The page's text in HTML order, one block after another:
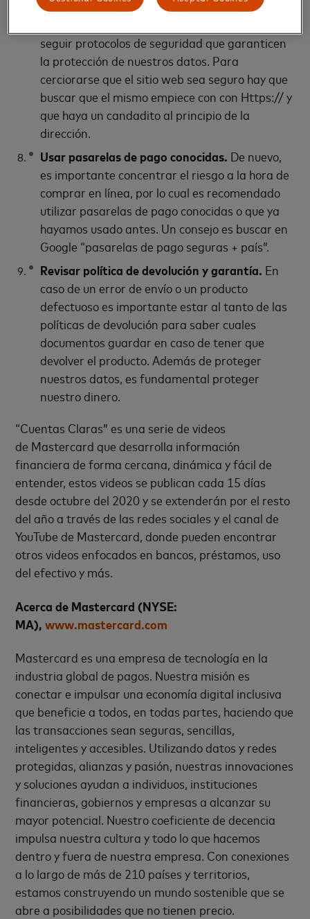
Protocolos de seguridad.Las paginas en las
seguir protocolos de seguridad que garanticen
la protección de nuestros datos. Para
cerciorarse que el sitio web sea seguro hay que
buscar que el mismo empiece con con Https:// y
que haya un candadito al principio de la
dirección.
Usar pasarelas de pago conocidas. De nuevo,
es importante concentrar el riesgo a la hora de
comprar en línea, por lo cual es recomendado
utilizar pasarelas de pago conocidas o que ya
hayamos usado antes. Un consejo es buscar en
Google “pasarelas de pago seguras + país”.
Revisar política de devolución y garantía. En
caso de un error de envío o un producto
defectuoso es importante estar al tanto de las
políticas de devolución para saber cuales
documentos guardar en caso de tener que
devolver el producto. Además de proteger
nuestros datos, es fundamental proteger
nuestro dinero.
“Cuentas Claras” es una serie de videos
de Mastercard que desarrolla información
financiera de forma cercana, dinámica y fácil de
entender, estos videos se publican cada 15 días
desde octubre del 2020 y se extenderán por el resto
del año a través de las redes sociales y el canal de
YouTube de Mastercard, donde pueden encontrar
otros videos enfocados en bancos, préstamos, uso
del efectivo y más.
Acerca de Mastercard (NYSE:
MA),www.mastercard.com
Mastercardes una empresa de tecnología en la
industria global de pagos. Nuestra misión es
conectar e impulsar una economía digital inclusiva
que beneficie a todos, en todas partes, haciendo que
las transacciones sean seguras, sencillas,
inteligentes y accesibles. Utilizando datos y redes
protegidas, alianzas y pasión, nuestras innovaciones
y soluciones ayudan a individuos, instituciones
financieras, gobiernos y empresas a alcanzar su
mayor potencial. Nuestro coeficiente de decencia
impulsa nuestra cultura y todo lo que hacemos
dentro y fuera de nuestra empresa. Con conexiones
a lo largo de más de 210 países y territorios,
estamos construyendo un mundo sostenible que se
abre a posibilidades que no tienen precio.